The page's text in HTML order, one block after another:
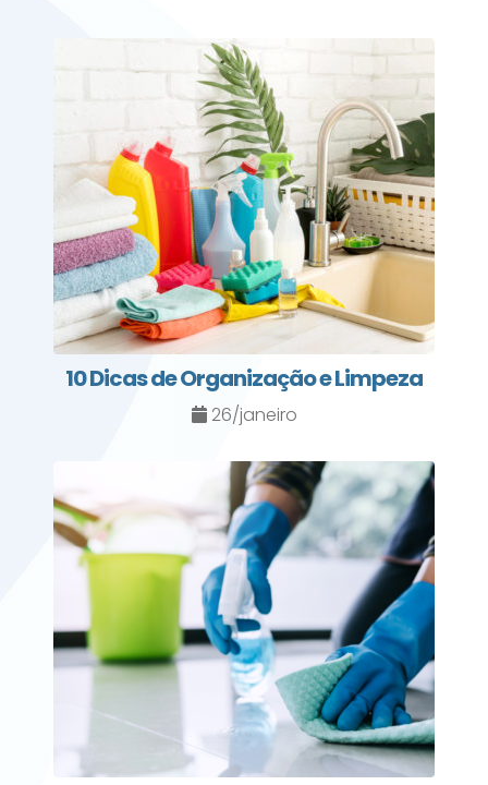
10 Dicas de Organização e Limpeza
26/janeiro